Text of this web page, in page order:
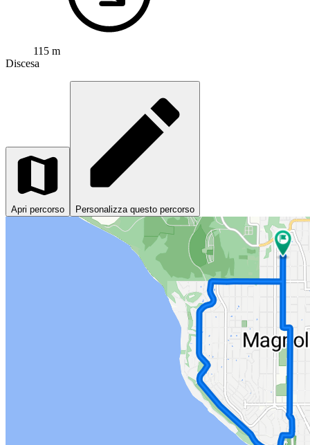
115 m
Discesa
Apri percorso Personalizza questo percorso